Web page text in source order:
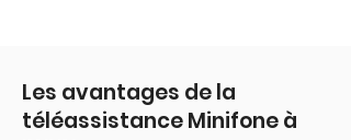
Les avantages de la
téléassistance Minifone à